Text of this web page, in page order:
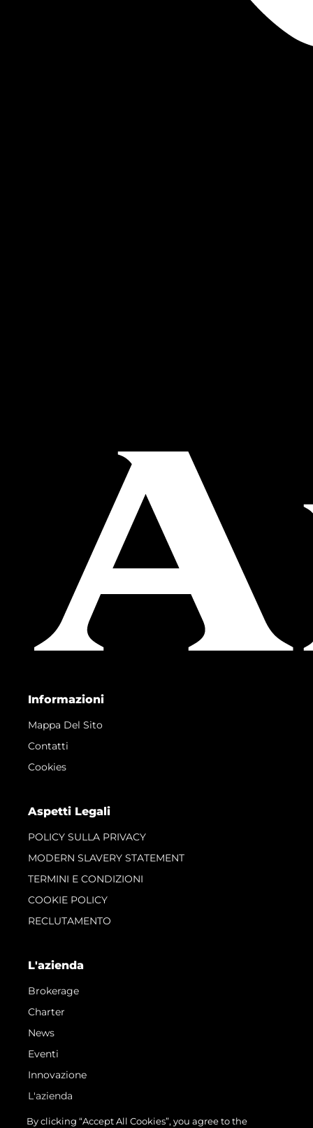
Informazioni
Mappa Del Sito
Contatti
Cookies
Aspetti Legali
POLICY SULLA PRIVACY
MODERN SLAVERY STATEMENT
TERMINI E CONDIZIONI
COOKIE POLICY
RECLUTAMENTO
L'azienda
Brokerage
Charter
News
Eventi
Innovazione
L'azienda
Il Team
By clicking “Accept All Cookies”, you agree to the